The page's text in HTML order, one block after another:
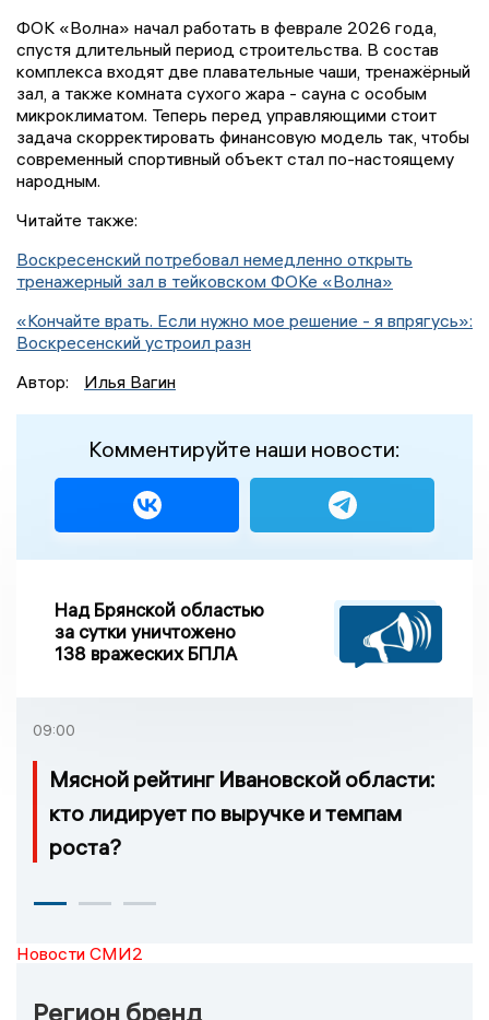
ФОК «Волна» начал работать в феврале 2026 года,
спустя длительный период строительства. В состав
комплекса входят две плавательные чаши, тренажёрный
зал, а также комната сухого жара - сауна с особым
микроклиматом. Теперь перед управляющими стоит
задача скорректировать финансовую модель так, чтобы
современный спортивный объект стал по-настоящему
народным.
Читайте также:
Воскресенский потребовал немедленно открыть
тренажерный зал в тейковском ФОКе «Волна»
«Кончайте врать. Если нужно мое решение - я впрягусь»:
Воскресенский устроил разн
Автор:
Илья Вагин
Комментируйте наши новости:
Над Брянской областью
за сутки уничтожено
138 вражеских БПЛА
09:00
Мясной рейтинг Ивановской области:
кто лидирует по выручке и темпам
роста?
Новости СМИ2
Регион бренд